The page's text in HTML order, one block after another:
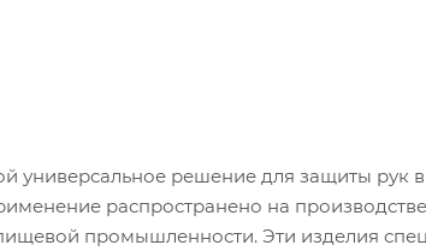
универсальное решение для защиты рук
распространено на
промышленности. Эти изделия